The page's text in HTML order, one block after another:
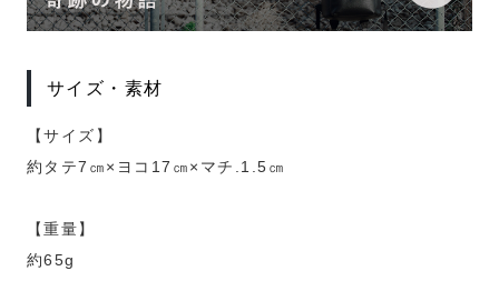
サイズ・素材
【サイズ】
約タテ7㎝×ヨコ17㎝×マチ.1.5㎝
【重量】
約65g